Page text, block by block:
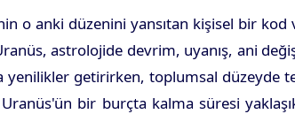
o anki düzenini yansıtan kişisel bir
astrolojide devrim, uyanış, ani
yenilikler getirirken, toplumsal düzeyde
bir burçta kalma süresi